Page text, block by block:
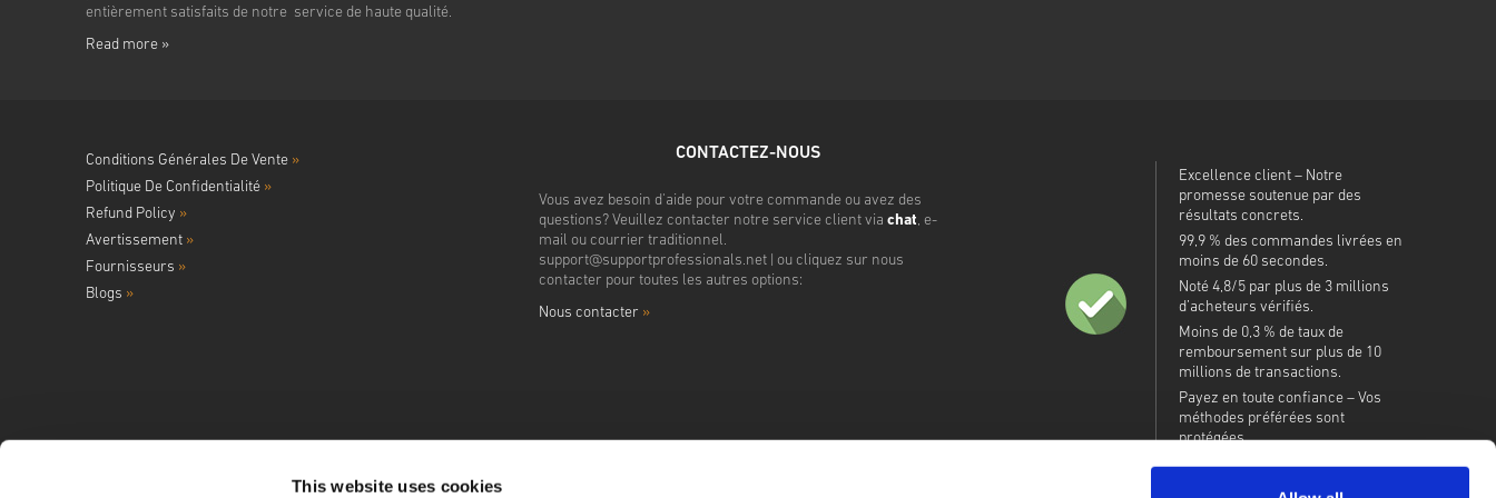
This website uses cookies
entièrement satisfaits de notre service de haute qualité.
Read more »
Conditions Générales De Vente »
Politique De Confidentialité »
Refund Policy »
Avertissement »
Fournisseurs »
Blogs »
CONTACTEZ-NOUS
Vous avez besoin d'aide pour votre commande ou avez des
questions? Veuillez contacter notre service client via chat, e-
mail ou courrier traditionnel.
support@supportprofessionals.net| ou cliquez sur nous
contacter pour toutes les autres options:
Nous contacter »
Excellence client – Notre
promesse soutenue par des
résultats concrets.
99,9 % des commandes livrées en
moins de 60 secondes.
Noté 4,8/5 par plus de 3 millions
d’acheteurs vérifiés.
Moins de 0,3 % de taux de
remboursement sur plus de 10
millions de transactions.
Payez en toute confiance – Vos
méthodes préférées sont
protégées.